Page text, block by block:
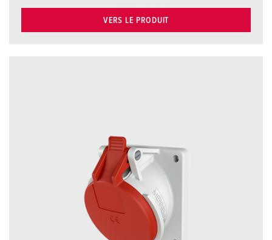
VERS LE PRODUIT